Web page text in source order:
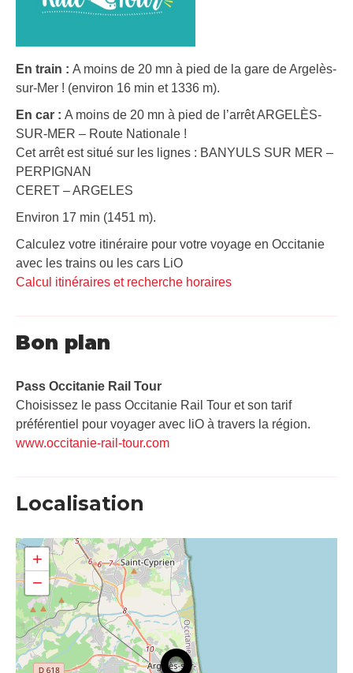
En train : A moins de 20 mn à pied de la gare de Argelès-
sur-Mer ! (environ 16 min et 1336 m).
En car : A moins de 20 mn à pied de l’arrêt ARGELÈS-
SUR-MER – Route Nationale !
Cet arrêt est situé sur les lignes : BANYULS SUR MER –
PERPIGNAN
CERET – ARGELES
Environ 17 min (1451 m).
Calculez votre itinéraire pour votre voyage en Occitanie
avec les trains ou les cars LiO
Calcul itinéraires et recherche horaires
Bon plan
Pass Occitanie Rail Tour​
Choisissez le pass Occitanie Rail Tour et son tarif
préférentiel pour voyager avec liO à travers la région.
www.occitanie-rail-tour.com
Localisation
+
−